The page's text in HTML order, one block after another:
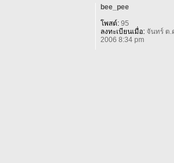
bee_pee
โพสต์:95
ลงทะเบียนเมื่อ:จันทร์ ต.
2006 8:34 pm